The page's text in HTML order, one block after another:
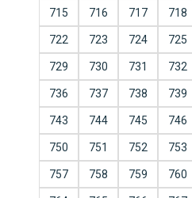
715 716 717 718
722 723 724 725
729 730 731 732
736 737 738 739
743 744 745 746
750 751 752 753
757 758 759 760